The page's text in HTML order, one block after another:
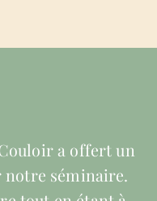
Mon responsable
vous remercier